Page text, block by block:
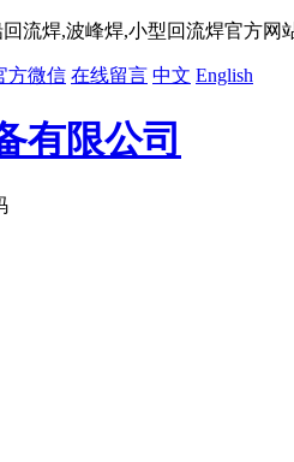
流焊,波峰焊,小型回流焊官方网
在线留言 中文 English